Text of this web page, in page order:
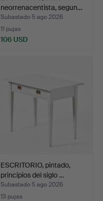
neorrenacentista, segun…
Subastado 5 ago 2026
11 pujas
106 USD
ESCRITORIO, pintado,
principios del siglo …
Subastado 5 ago 2026
13 pujas